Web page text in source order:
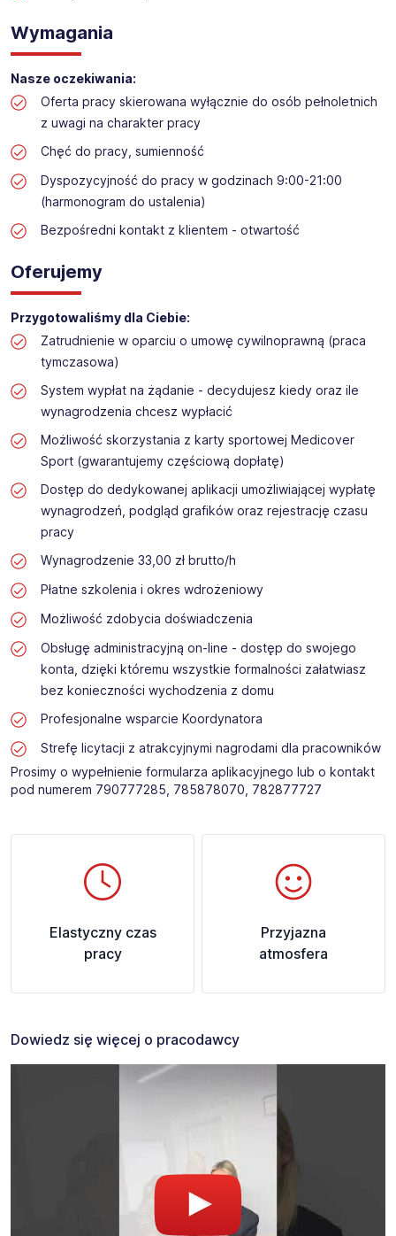
Obsługa przymierzalni w sklepie sportowym
Lokalizacja: Rzeszów
Wymagania
Nasze oczekiwania:
Oferta pracy skierowana wyłącznie do osób pełnoletnich
z uwagi na charakter pracy
Chęć do pracy, sumienność
Dyspozycyjność do pracy w godzinach 9:00-21:00
(harmonogram do ustalenia)
Bezpośredni kontakt z klientem - otwartość
Oferujemy
Przygotowaliśmy dla Ciebie:
Zatrudnienie w oparciu o umowę cywilnoprawną (praca
tymczasowa)
System wypłat na żądanie - decydujesz kiedy oraz ile
wynagrodzenia chcesz wypłacić
Możliwość skorzystania z karty sportowej Medicover
Sport (gwarantujemy częściową dopłatę)
Dostęp do dedykowanej aplikacji umożliwiającej wypłatę
wynagrodzeń, podgląd grafików oraz rejestrację czasu
pracy
Wynagrodzenie 33,00 zł brutto/h
Płatne szkolenia i okres wdrożeniowy
Możliwość zdobycia doświadczenia
Obsługę administracyjną on-line - dostęp do swojego
konta, dzięki któremu wszystkie formalności załatwiasz
bez konieczności wychodzenia z domu
Profesjonalne wsparcie Koordynatora
Strefę licytacji z atrakcyjnymi nagrodami dla pracowników
Prosimy o wypełnienie formularza aplikacyjnego lub o kontakt
pod numerem 790777285, 785878070, 782877727 ​
Elastyczny czas
pracy
Przyjazna
atmosfera
Dowiedz się więcej o pracodawcy